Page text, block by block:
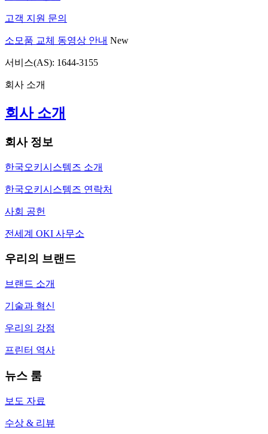
고객 지원 문의
소모품 교체 동영상 안내 New
서비스(AS): 1644-3155
회사 소개
회사 소개
회사 정보
한국오키시스템즈 소개
한국오키시스템즈 연락처
사회 공헌
전세계 OKI 사무소
우리의 브랜드
브랜드 소개
기술과 혁신
우리의 강점
프린터 역사
뉴스 룸
보도 자료
수상 & 리뷰